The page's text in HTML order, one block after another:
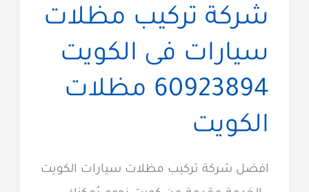
شركة تركيب مظلات
سيارات فى الكويت
60923894 مظلات
الكويت
افضل شركة تركيب مظلات سيارات الكويت